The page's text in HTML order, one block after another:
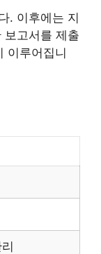
. 이후에는 지
보고서를 제출
이루어집니